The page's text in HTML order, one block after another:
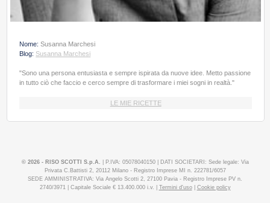
Nome:Susanna Marchesi
Blog: Susanna Marchesi
"Sono una persona entusiasta e sempre ispirata da nuove idee. Metto passione
in tutto ciò che faccio e cerco sempre di trasformare i miei sogni in realtà."
LE MIE RICETTE
© 2026 - RISO SCOTTI S.p.A. | P.IVA: 05078040150 | DATI SOCIETARI: Sede legale: Via
Privata C.Battisti 2, 20112 Milano - Registro Imprese MI n. 222781/6057
SEDE AMMINISTRATIVA: Via Angelo Scotti 2, 27100 Pavia - Registro Imprese PV n.
2740/3971 | Capitale Sociale € 13.400.000 i.v. | Termini d'uso| Cookie policy